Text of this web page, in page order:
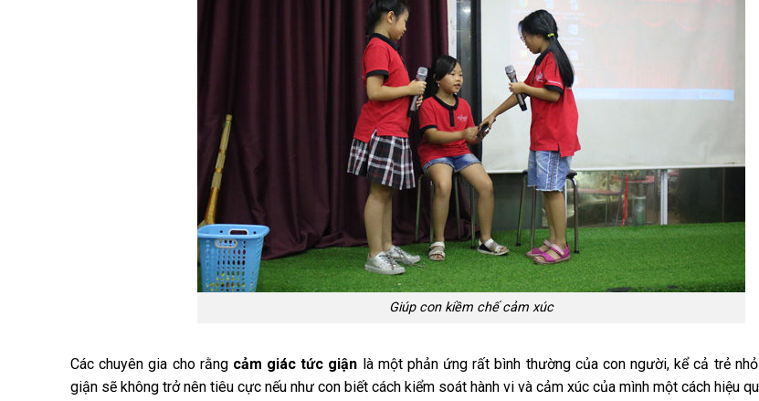
Giúp con kiềm chế cảm xúc
Các chuyên gia cho rằngcảm giác tức giận là một phản ứng rất bình thường của con người, kể cả trẻ
giận sẽ không trở nên tiêu cực nếu như con biết cách kiểm soát hành vi và cảm xúc của mình một cách hiệu